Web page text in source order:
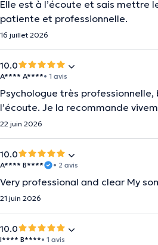
Elle est à l’écoute et sais mettre
patiente et professionnelle.
16 juillet 2026
10.0
A**** A****• 1 avis
Psychologue très
l’écoute. Je la recommande
22 juin 2026
10.0
A**** B**** • 2 avis
Very professional and clear My
21 juin 2026
10.0
I**** B****• 1 avis